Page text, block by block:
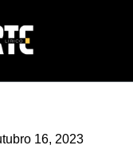
16, 2023